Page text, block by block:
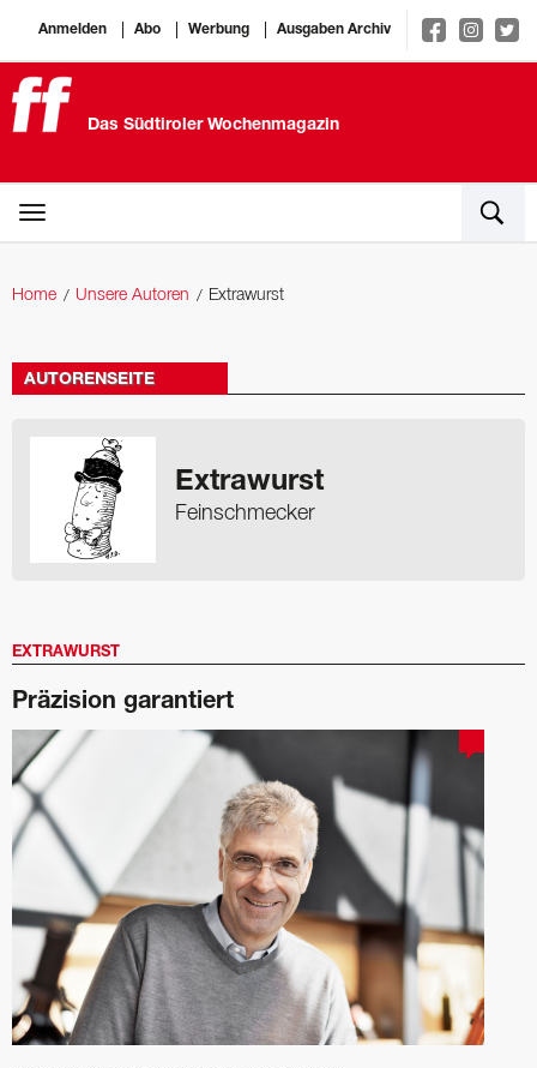
Anmelden Abo Werbung Ausgaben Archiv
Das Südtiroler Wochenmagazin
Home Unsere Autoren Extrawurst
AUTORENSEITE
Extrawurst
Feinschmecker
EXTRAWURST
Präzision garantiert